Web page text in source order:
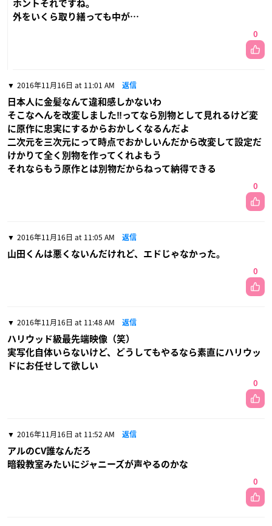
ホントそれですね。
外をいくら取り繕っても中が…
0
2016年11月16日 at 11:01 AM 返信
日本人に金髪なんて違和感しかないわ
そこなへんを改変しました‼ってなら別物として見れるけど変
に原作に忠実にするからおかしくなるんだよ
二次元を三次元にって時点でおかしいんだから改変して設定だ
けかりて全く別物を作ってくれよもう
それならもう原作とは別物だからねって納得できる
0
2016年11月16日 at 11:05 AM 返信
山田くんは悪くないんだけれど、エドじゃなかった。
0
2016年11月16日 at 11:48 AM 返信
ハリウッド級最先端映像（笑）
実写化自体いらないけど、どうしてもやるなら素直にハリウッ
ドにお任せして欲しい
0
2016年11月16日 at 11:52 AM 返信
アルのCV誰なんだろ
暗殺教室みたいにジャニーズが声やるのかな
0